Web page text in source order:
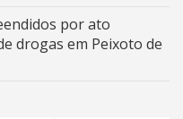
por ato
drogas em Peixoto de